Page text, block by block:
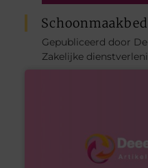
Gepubliceerd door
Zakelijke